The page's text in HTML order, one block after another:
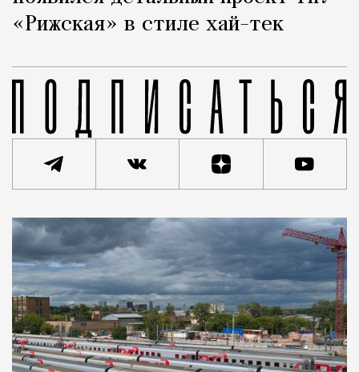
«Рижская» в стиле хай-тек